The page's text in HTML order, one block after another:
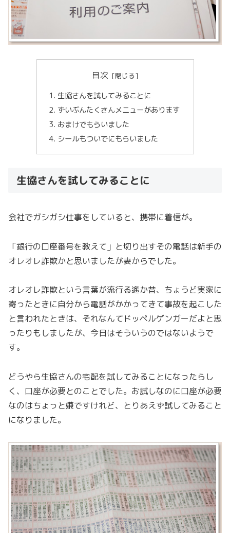
目次
生協さんを試してみることに
ずいぶんたくさんメニューがあります
おまけでもらいました
シールもついでにもらいました
生協さんを試してみることに
会社でガシガシ仕事をしていると、携帯に着信が。
「銀行の口座番号を教えて」と切り出すその電話は新手の
オレオレ詐欺かと思いましたが妻からでした。
オレオレ詐欺という言葉が流行る遙か昔、ちょうど実家に
寄ったときに自分から電話がかかってきて事故を起こした
と言われたときは、それなんてドッペルゲンガーだよと思
ったりもしましたが、今日はそういうのではないようで
す。
どうやら生協さんの宅配を試してみることになったらし
く、口座が必要とのことでした。お試しなのに口座が必要
なのはちょっと嫌ですけれど、とりあえず試してみること
になりました。